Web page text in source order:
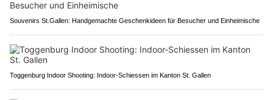
Souvenirs St.Gallen: Handgemachte Geschenkideen für Besucher und Einheimische
Toggenburg Indoor Shooting: Indoor-Schiessen im Kanton St. Gallen